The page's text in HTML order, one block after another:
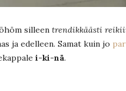
silleen trendikkäästi
ja edelleen. Samat kuin jo
i-ki-nä.